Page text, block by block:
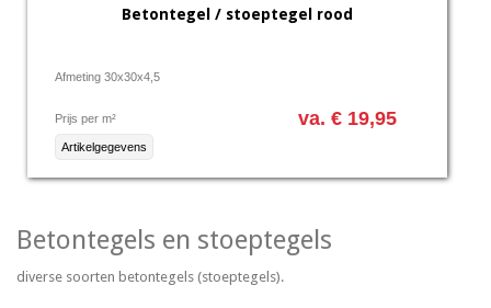
Betontegel / stoeptegel rood
Afmeting 30x30x4,5
Prijs per m² va. € 19,95
Artikelgegevens
Betontegels en stoeptegels
diverse soorten betontegels (stoeptegels).